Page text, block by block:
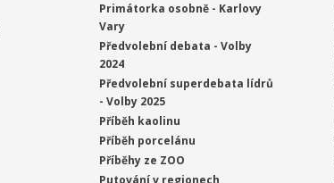
Primátorka osobně - Karlovy
Vary
Předvolební debata - Volby
2024
Předvolební superdebata lídrů
- Volby 2025
Příběh kaolinu
Příběh porcelánu
Příběhy ze ZOO